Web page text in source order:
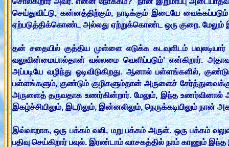
செய்துவிட்டு, கன்னத்திற்கும், நாடிக்கும் இடையே
ஏற்படுத்திக்கொண்ட அல்லது ஏற்றுக்கொண்ட ஒரு குறை. மேலும்
தன் சதையில் குத்திய முள்ளை எடுக்க கடவுளிடம்
வலுவின்மையால்தான் வல்லமை வெளிப்படும்' என்கிறார்.
அப்படியே வழிந்து ஓடிவிடுகிறது. ஆனால் பள்ளங்களில்,
பள்ளங்களும், குண்டும் குழிகளும்தான் அருளைச்
அருளைத் தருவதாக உணர்கின்றார். மேலும், இந்த உணர்வினால்
இகழ்ச்சியிலும், இடரிலும், இன்னலிலும், நெருக்கடியிலும் நான்
இவ்வாறாக, ஒரு பக்கம் வலி, மறு பக்கம் அருள். ஒரு பக்கம்
பதிவு செய்கிறார் பவுல். இரண்டாம் வாசகத்தில் நாம் காணும்